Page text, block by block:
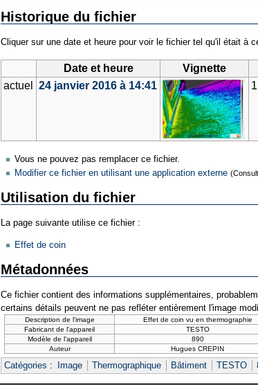
Historique du fichier
Cliquer sur une date et heure pour voir le fichier tel qu'il était à
Date et heure Vignette
actuel
24 janvier 2016 à 14:41
Vous ne pouvez pas remplacer ce fichier.
Modifier ce fichier en utilisant une application externe
Utilisation du fichier
La page suivante utilise ce fichier :
Effet de coin
Métadonnées
Ce fichier contient des informations supplémentaires,
certains détails peuvent ne pas refléter entièrement l'image
Description de l'image
Effet de coin vu en thermographie
Fabricant de l'appareil
TESTO
Modèle de l'appareil
890
Auteur
Hugues CREPIN
Catégories : Image Thermographique Bâtiment TESTO